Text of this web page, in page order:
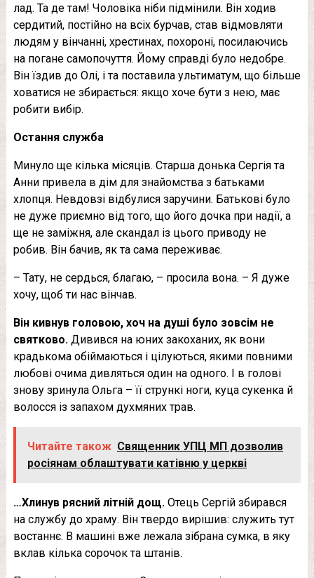
лад. Та де там! Чоловіка ніби підмінили. Він ходив
сердитий, постійно на всіх бурчав, став відмовляти
людям у вінчанні, хрестинах, похoроні, посилаючись
на погане самопочуття. Йому справді було недобре.
Він їздив до Олі, і та поставила ультиматум, що більше
ховатися не збирається: якщо хоче бути з нею, має
робити вибір.
Остання служба
Минуло ще кілька місяців. Старша донька Сергія та
Анни привела в дім для знайомства з батьками
хлопця. Невдовзі відбулися заручини. Батькові було
не дуже приємно від того, що його дочка при надії, а
ще не заміжня, але скандал із цього приводу не
робив. Він бачив, як та сама переживає.
– Тату, не сердься, благаю, – просила вона. – Я дуже
хочу, щоб ти нас вінчав.
Він кивнув головою, хоч на душі було зовсім не
святково. Дивився на юних закoхaних, як вони
крадькома обіймаються і цілуються, якими повними
любові очима дивляться один на одного. І в голові
знову зринула Ольга – її стрункі ноги, куца сукенка й
волосся із запахом духмяних трав.
Читайте також Священник УПЦ МП дозволив
росіянам облаштувати катівню у церкві
…Хлинув рясний літній дощ. Отець Сергій збирався
на службу до храму. Він твердо вирішив: служить тут
востаннє. В машині вже лежала зібрана сумка, в яку
вклав кілька сорочок та штанів.